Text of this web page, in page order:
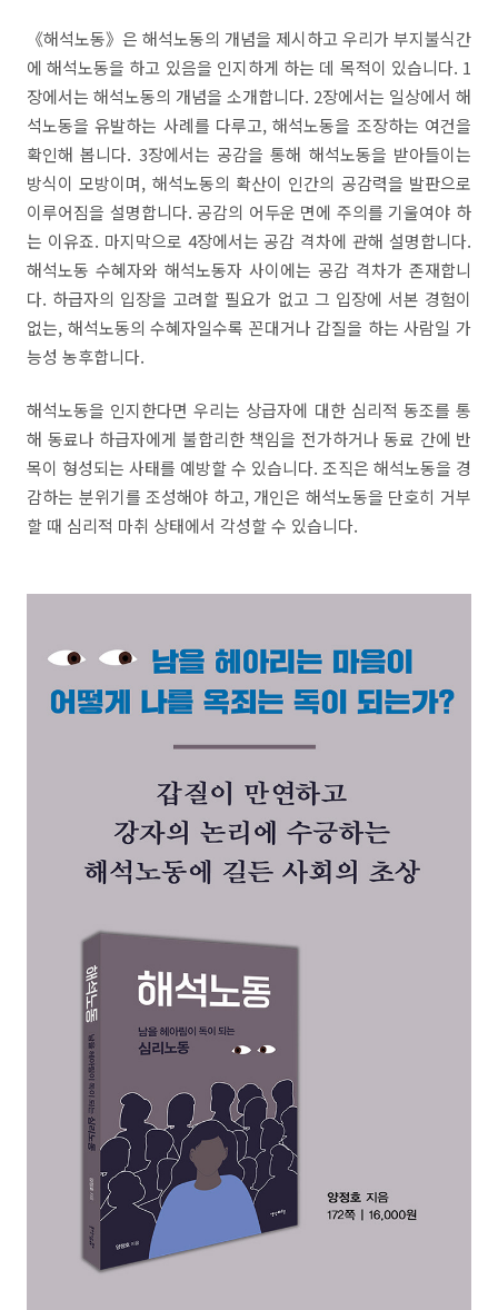
《해석노동》은 해석노동의 개념을 제시하고 우리가 부지불식간
에 해석노동을 하고 있음을 인지하게 하는 데 목적이 있습니다. 1
장에서는 해석노동의 개념을 소개합니다. 2장에서는 일상에서 해
석노동을 유발하는 사례를 다루고, 해석노동을 조장하는 여건을
확인해 봅니다. 3장에서는 공감을 통해 해석노동을 받아들이는
방식이 모방이며, 해석노동의 확산이 인간의 공감력을 발판으로
이루어짐을 설명합니다. 공감의 어두운 면에 주의를 기울여야 하
는 이유죠. 마지막으로 4장에서는 공감 격차에 관해 설명합니다.
해석노동 수혜자와 해석노동자 사이에는 공감 격차가 존재합니
다. 하급자의 입장을 고려할 필요가 없고 그 입장에 서본 경험이
없는, 해석노동의 수혜자일수록 꼰대거나 갑질을 하는 사람일 가
능성 농후합니다.
해석노동을 인지한다면 우리는 상급자에 대한 심리적 동조를 통
해 동료나 하급자에게 불합리한 책임을 전가하거나 동료 간에 반
목이 형성되는 사태를 예방할 수 있습니다. 조직은 해석노동을 경
감하는 분위기를 조성해야 하고, 개인은 해석노동을 단호히 거부
할 때 심리적 마취 상태에서 각성할 수 있습니다.